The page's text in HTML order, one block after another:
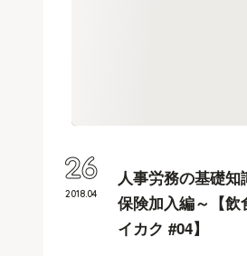
人事労務の基礎
保険加入編～【飲
イカク #04】
2018.04
26